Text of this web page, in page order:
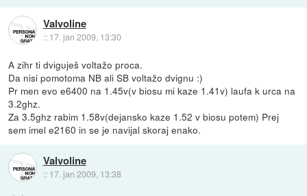
Valvoline
:: 17. jan 2009, 13:30
A zihr ti dviguješ voltažo proca.
Da nisi pomotoma NB ali SB voltažo dvignu :)
Pr men evo e6400 na 1.45v(v biosu mi kaze 1.41v) laufa k urca na
3.2ghz.
Za 3.5ghz rabim 1.58v(dejansko kaze 1.52 v biosu potem) Prej
sem imel e2160 in se je navijal skoraj enako.
Valvoline
:: 17. jan 2009, 13:38